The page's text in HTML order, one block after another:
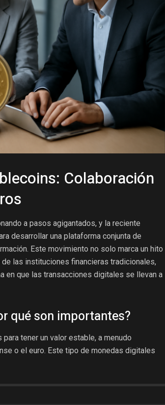
Colaboración
a pasos agigantados, y la reciente
desarrollar una plataforma conjunta de
Este movimiento no solo marca un hito
las instituciones financieras tradicionales,
en que las transacciones digitales se llevan a
qué son importantes?
tener un valor estable, a menudo
o el euro. Este tipo de monedas digitales